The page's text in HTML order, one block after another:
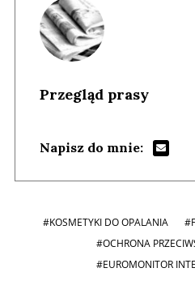
Przegląd prasy
Napisz do mnie:
#KOSMETYKI DO OPALANIA
#OCHRONA
#EUROMONITOR